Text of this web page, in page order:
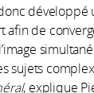
afin de
sujets
, explique